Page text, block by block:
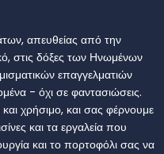
απευθείας από την
στις δόξες των Ηνωμένων
επαγγελματιών
- όχι σε φαντασιώσεις.
χρήσιμο, και σας φέρνουμε
και τα εργαλεία που
και το πορτοφόλι σας να